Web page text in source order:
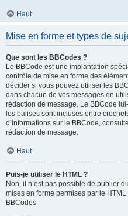
Haut
Mise en forme et types de
Que sont les BBCodes ?
Le BBCode est une implantation
contrôle de mise en forme des
décider si vous pouvez utiliser les
dans chacun de vos messages en
rédaction de message. Le BBCode
les balises sont incluses entre
d’informations sur le BBCode,
rédaction de message.
Haut
Puis-je utiliser le HTML ?
Non, il n’est pas possible de publier
mises en forme permises par le
BBCodes.